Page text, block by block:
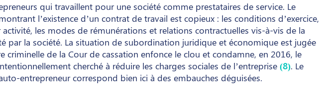
qui travaillent pour une société comme prestataires de service. Le
l’existence d’un contrat de travail est copieux : les conditions d’exercice,
les modes de rémunérations et relations contractuelles vis-à-vis de la
par la société. La situation de subordination juridique et économique est jugée
criminelle de la Cour de cassation enfonce le clou et condamne, en 2016, le
cherché à réduire les charges sociales de l’entreprise (8). Le
entrepreneur correspond bien ici à des embauches déguisées.